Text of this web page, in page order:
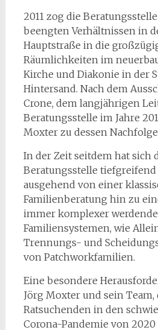
2011 zog die
beengten Verhältnissen in
Hauptstraße in die
Räumlichkeiten im
Kirche und Diakonie in der
Hintersand. Nach dem
Crone, dem langjährigen
Beratungsstelle im Jahre
Moxter zu dessen
In der Zeit seitdem hat sich
Beratungsstelle tiefgreifend
ausgehend von einer
Familienberatung hin zu
immer komplexer
Familiensystemen, wie
Trennungs- und
von Patchworkfamilien.
Eine besondere
Jörg Moxter und sein
Ratsuchenden in den
Corona-Pandemie von